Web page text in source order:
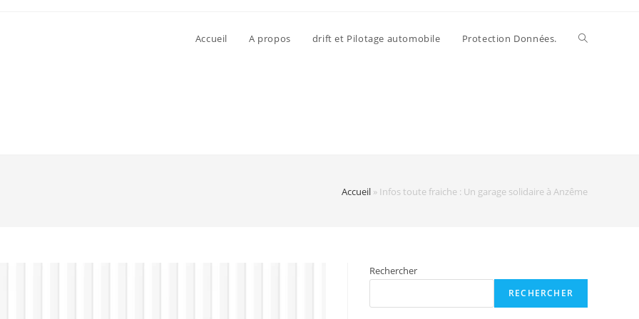
Accueil A propos drift et Pilotage automobile Protection Données.
Accueil » Infos toute fraiche : Un garage solidaire à Anzême
Rechercher
RECHERCHER